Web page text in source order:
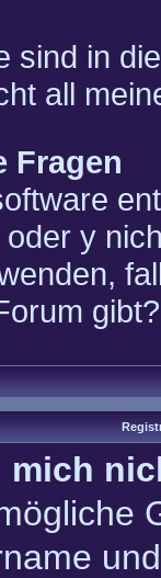
sind in
all
Fragen
y
gibt?
mich